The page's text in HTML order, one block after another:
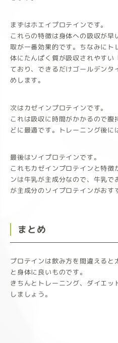
まずはホエイプロテインです。
これらの特徴は身体への吸収が早
取が一番効果的です。ちなみに
体にたんぱく質が吸収されやすい
ており、できるだけゴールデンタ
めします。
次はカゼインプロテインです。
これは吸収に時間がかかるので腹
どに最適です。トレーニング後に
最後はソイプロテインです。
これもカゼインプロテインと特徴
ンは牛乳が主成分なので、牛乳で
が主成分のソイプロテインがおす
まとめ
プロテインは飲み方を間違えると
と身体に良いものです。
きちんとトレーニング、ダイエッ
しましょう。